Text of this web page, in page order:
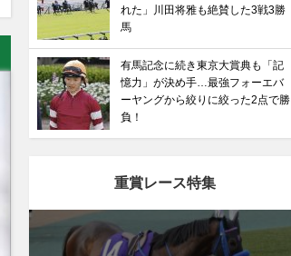
れた」川田将雅も絶賛した3戦3勝
馬
有馬記念に続き東京大賞典も「記
憶力」が決め手…最強フォーエバ
ーヤングから絞りに絞った2点で勝
負！
重賞レース特集